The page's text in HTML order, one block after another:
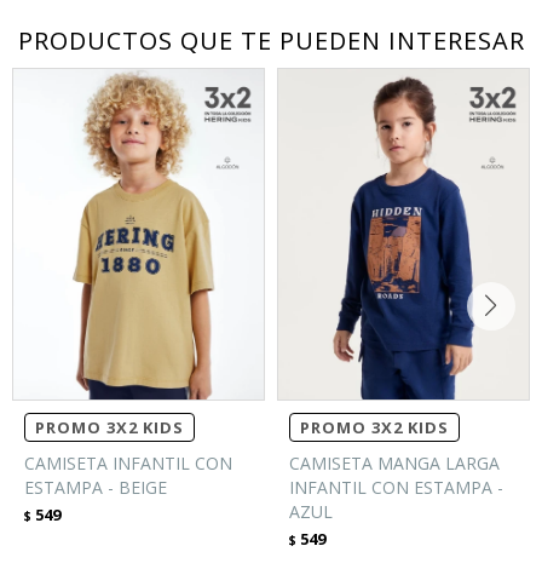
PRODUCTOS QUE TE PUEDEN INTERESAR
PROMO 3X2 KIDS
CAMISETA INFANTIL CON
ESTAMPA - BEIGE
$ 549
PROMO 3X2 KIDS
CAMISETA MANGA LARGA
INFANTIL CON ESTAMPA -
AZUL
$ 549